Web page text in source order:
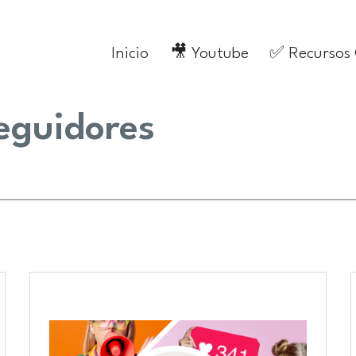
Inicio 🎥 Youtube ✅ Recursos